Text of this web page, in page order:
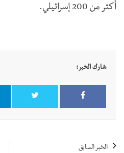
أكثر من 200 إسرائيلي.
شارك الخبر:
الخبر السابق